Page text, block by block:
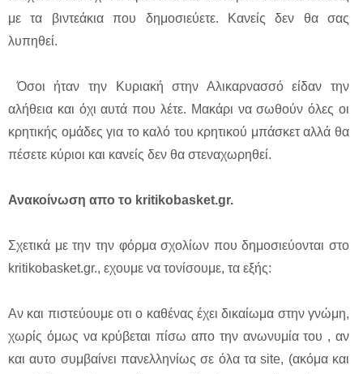
με τα βιντεάκια που δημοσιεύετε. Κανείς δεν θα σας
λυπηθεί.
Όσοι ήταν την Κυριακή στην Αλικαρνασσό είδαν την
αλήθεια και όχι αυτά που λέτε. Μακάρι να σωθούν όλες οι
κρητικής ομάδες για το καλό του κρητικού μπάσκετ αλλά θα
πέσετε κύριοι και κανείς δεν θα στεναχωρηθεί.
Ανακοίνωση απο το kritikobasket.gr.
Σχετικά με την την φόρμα σχολίων που δημοσιεύονται στο
kritikobasket.gr., εχουμε να τονίσουμε, τα εξής:
Αν και πιστεύουμε οτι ο καθένας έχει δικαίωμα στην γνώμη,
χωρίς όμως να κρύβεται πίσω απο την ανωνυμία του , αν
και αυτο συμβαίνει πανελληνίως σε όλα τα site, (ακόμα και